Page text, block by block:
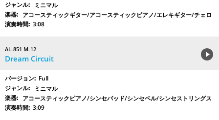
ミニマル
アコースティックギター/アコースティックピアノ/エレキギター/チェロ
3:08
AL-851 M-12
Dream Circuit
Full
ミニマル
アコースティックピアノ/シンセパッド/シンセベル/シンセストリングス
3:09